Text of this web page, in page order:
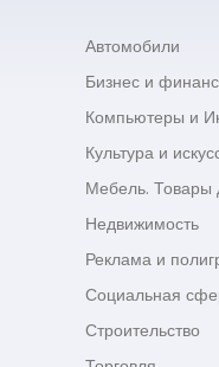
Автомобили
Бизнес и
Компьютеры и
Культура и
Мебель.
Недвижимость
Реклама и
Социальная
Строительство